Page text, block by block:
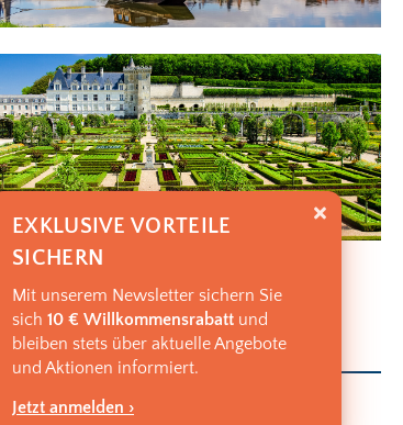
EXKLUSIVE VORTEILE
SICHERN
Mit unserem Newsletter sichern Sie
sich 10 € Willkommensrabatt und
bleiben stets über aktuelle Angebote
und Aktionen informiert.
Jetzt anmelden ›